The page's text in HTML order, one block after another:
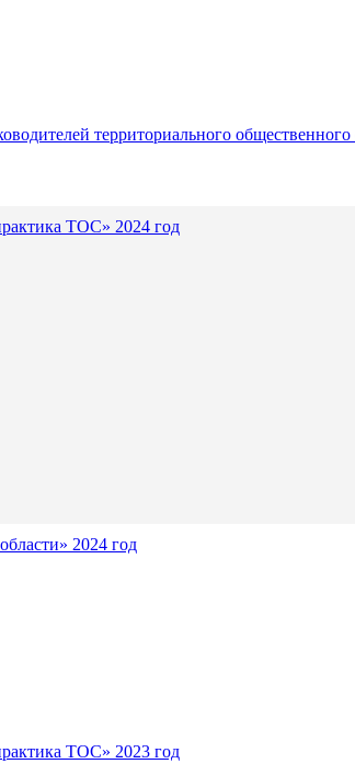
территориального
ТОС» 2024 год
2024 год
ТОС» 2023 год